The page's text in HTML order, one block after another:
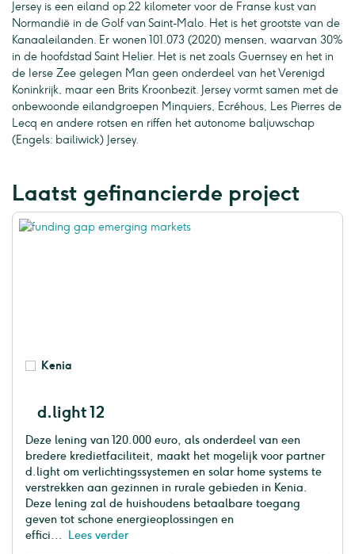
Jersey is een eiland op 22 kilometer voor de Franse kust van
Normandië in de Golf van Saint-Malo. Het is het grootste van de
Kanaaleilanden. Er wonen 101.073 (2020) mensen, waarvan 30%
in de hoofdstad Saint Helier. Het is net zoals Guernsey en het in
de Ierse Zee gelegen Man geen onderdeel van het Verenigd
Koninkrijk, maar een Brits Kroonbezit. Jersey vormt samen met de
onbewoonde eilandgroepen Minquiers, Ecréhous, Les Pierres de
Lecq en andere rotsen en riffen het autonome baljuwschap
(Engels: bailiwick) Jersey.
Laatst gefinancierde project
Kenia
d.light 12
Deze lening van 120.000 euro, als onderdeel van een
bredere kredietfaciliteit, maakt het mogelijk voor partner
d.light om verlichtingssystemen en solar home systems te
verstrekken aan gezinnen in rurale gebieden in Kenia.
Deze lening zal de huishoudens betaalbare toegang
geven tot schone energieoplossingen en
effici...
Lees verder